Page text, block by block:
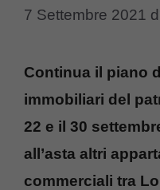
7 Settembre 2021
Continua il piano
immobiliari del
22 e il 30
all’asta altri
commerciali tra